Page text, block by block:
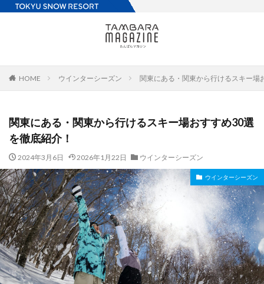
HOME ウインターシーズン 関東にある・関東から行けるスキー場
関東にある・関東から行けるスキー場おすすめ30選
を徹底紹介！
2024年3月6日 2026年1月22日 ウインターシーズン
ウインターシーズン